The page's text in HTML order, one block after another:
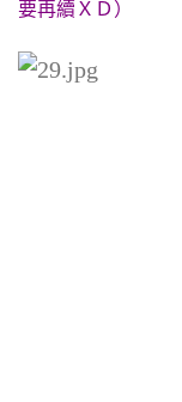
要再續ＸＤ）